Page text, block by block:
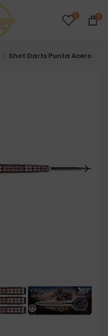
0 0
Shot Darts Punta Acero